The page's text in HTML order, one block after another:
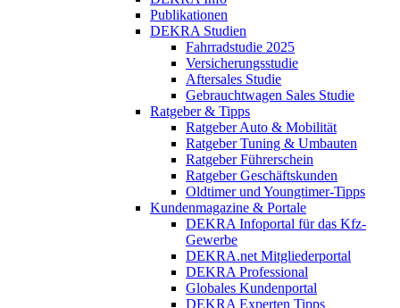
Publikationen
DEKRA Studien
Fahrradstudie 2025
Versicherungsstudie
Aftersales Studie
Gebrauchtwagen Sales Studie
Ratgeber & Tipps
Ratgeber Auto & Mobilität
Ratgeber Tuning & Umbauten
Ratgeber Führerschein
Ratgeber Geschäftskunden
Oldtimer und Youngtimer-Tipps
Kundenmagazine & Portale
DEKRA Infoportal für das Kfz-
Gewerbe
DEKRA.net Mitgliederportal
DEKRA Professional
Globales Kundenportal
DEKRA Experten Tipps